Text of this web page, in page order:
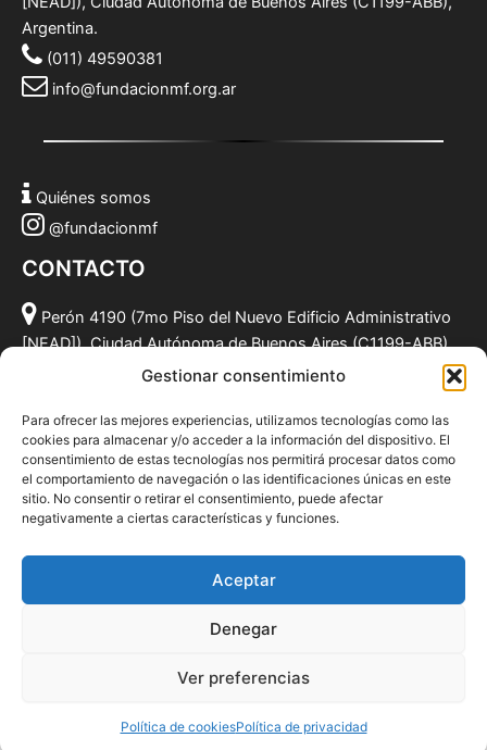
Gestionar consentimiento
Para ofrecer las mejores experiencias, utilizamos tecnologías como las
cookies para almacenar y/o acceder a la información del dispositivo. El
consentimiento de estas tecnologías nos permitirá procesar datos como
el comportamiento de navegación o las identificaciones únicas en este
sitio. No consentir o retirar el consentimiento, puede afectar
negativamente a ciertas características y funciones.
Aceptar
Denegar
Ver preferencias
Política de cookiesPolítica de privacidad
Argentina.
(011) 49590381
info@fundacionmf.org.ar
Quiénes somos
@fundacionmf
CONTACTO
Perón 4190 (7mo Piso del Nuevo Edificio Administrativo
[NEAD]), Ciudad Autónoma de Buenos Aires (C1199-ABB),
info@fundacionmf.org.ar
Politica de privacidad